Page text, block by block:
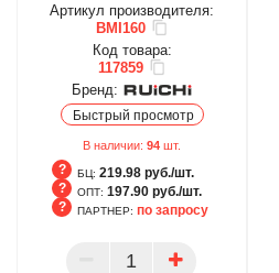
Артикул производителя:
BMI160
Код товара:
117859
Бренд:
Быстрый просмотр
В наличии: 94 шт.
БЦ: 219.98 руб./шт.
ОПТ: 197.90 руб./шт.
ПАРТНЕР
ПАРТНЕР: по запросу